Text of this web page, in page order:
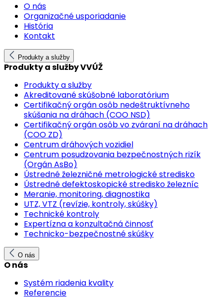
O nás
Organizačné usporiadanie
História
Kontakt
Produkty a služby
Produkty a služby VVÚŽ
Produkty a služby
Akreditované skúšobné laboratórium
Certifikačný orgán osôb nedeštruktívneho
skúšania na dráhach (COO NSD)
Certifikačný orgán osôb vo zváraní na dráhach
(COO ZD)
Centrum dráhových vozidiel
Centrum posudzovania bezpečnostných rizík
(Orgán AsBo)
Ústredné železničné metrologické stredisko
Ústredné defektoskopické stredisko železníc
Meranie, monitoring, diagnostika
UTZ, VTZ (revízie, kontroly, skúšky)
Technické kontroly
Expertízna a konzultačná činnosť
Technicko-bezpečnostné skúšky
O nás
O nás
Systém riadenia kvality
Referencie